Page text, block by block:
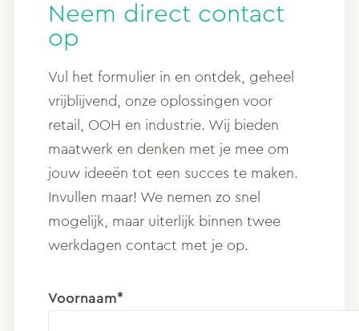
Neem direct contact
op
Vul het formulier in en ontdek, geheel
vrijblijvend, onze oplossingen voor
retail, OOH en industrie. Wij bieden
maatwerk en denken met je mee om
jouw ideeën tot een succes te maken.
Invullen maar! We nemen zo snel
mogelijk, maar uiterlijk binnen twee
werkdagen contact met je op.
Voornaam*